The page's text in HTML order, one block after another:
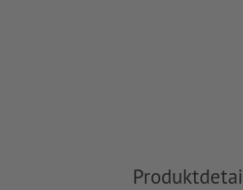
Helvetica
Abstand